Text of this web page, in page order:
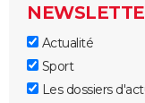
Actualité
Sport
Les dossiers